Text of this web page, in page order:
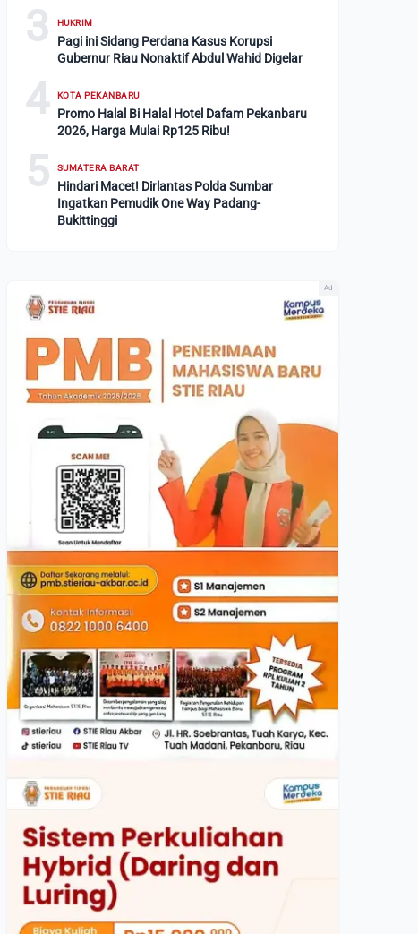
3 HUKRIM
Pagi ini Sidang Perdana Kasus Korupsi
Gubernur Riau Nonaktif Abdul Wahid Digelar
4 KOTA PEKANBARU
Promo Halal Bi Halal Hotel Dafam Pekanbaru
2026, Harga Mulai Rp125 Ribu!
5 SUMATERA BARAT
Hindari Macet! Dirlantas Polda Sumbar
Ingatkan Pemudik One Way Padang-
Bukittinggi
Ad